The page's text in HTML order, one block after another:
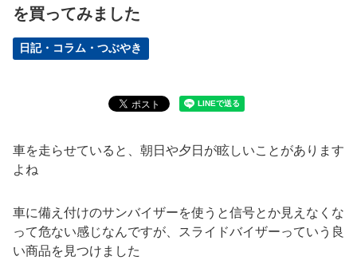
を買ってみました
日記・コラム・つぶやき
車を走らせていると、朝日や夕日が眩しいことがあります
よね
車に備え付けのサンバイザーを使うと信号とか見えなくな
って危ない感じなんですが、スライドバイザーっていう良
い商品を見つけました